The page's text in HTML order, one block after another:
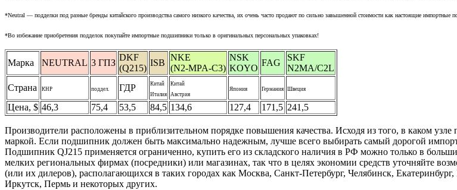
*Neutral — подделки под разные бренды китайского производства самого низкого качества, их очень часто продают по сильно завышенной стоимости как настоящие
*Во избежание приобретения подделок покупайте импортные подшипники только в оригинальных персональных упаковках!
Марка NEUTRAL 3 ГПЗ
DKF
(Q215)
ISB
NKE
(N2-MPA-C3)
NSK
KOYO
FAG
SKF
N2MA/C2L
Страна
КНР поддел. ГДР
Китай
Италия
Китай
Австрия
Япония Германия Швеция
Цена, $ 46,3 75,4 53,5 84,5 134,6 127,4 171,5 241,5
Производители расположены в приблизительном порядке повышения качества. Исходя из того, в каком узле
маркой. Если подшипник должен быть максимально надежным, лучше всего выбирать самый дорогой
Подшипник QJ215 применяется ограниченно, купить его из складского наличия в РФ можно только в
мелких региональных фирмах (посредники) или магазинах, так что в целях экономии средств уточняйте
(или их дилеров), располагающихся в таких городах как Москва, Санкт-Петербург, Челябинск,
Иркутск, Пермь и некоторых других.